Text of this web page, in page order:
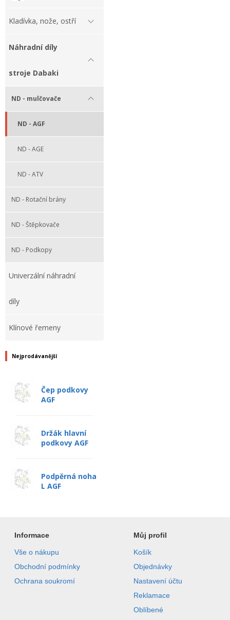
Kladívka, nože, ostří
Náhradní díly
stroje Dabaki
ND - mulčovače
ND - AGF
ND - AGE
ND - ATV
ND - Rotační brány
ND - Štěpkovače
ND - Podkopy
Univerzální náhradní
díly
Klínové řemeny
Nejprodávanější
Čep podkovy
AGF
Držák hlavní
podkovy AGF
Podpěrná noha
L AGF
Informace
Vše o nákupu
Obchodní podmínky
Ochrana soukromí
Můj profil
Košík
Objednávky
Nastavení účtu
Reklamace
Oblíbené